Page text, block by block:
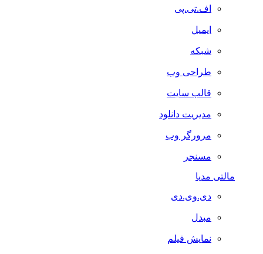
اف.تی.پی
ایمیل
شبکه
طراحی وب
قالب سایت
مدیریت دانلود
مرورگر وب
مسنجر
مالتی مدیا
دی.وی.دی
مبدل
نمایش فیلم